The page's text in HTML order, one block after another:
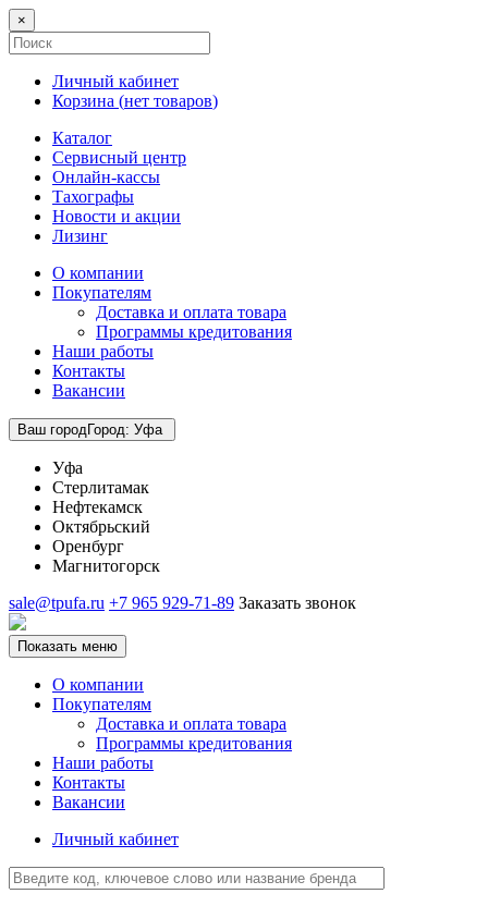
×
Личный кабинет
Корзина (нет товаров)
Каталог
Сервисный центр
Онлайн-кассы
Тахографы
Новости и акции
Лизинг
О компании
Покупателям
Доставка и оплата товара
Программы кредитования
Наши работы
Контакты
Вакансии
Ваш городГород: Уфа
Уфа
Стерлитамак
Нефтекамск
Октябрьский
Оренбург
Магнитогорск
sale@tpufa.ru +7 965 929-71-89 Заказать звонок
Показать меню
О компании
Покупателям
Доставка и оплата товара
Программы кредитования
Наши работы
Контакты
Вакансии
Личный кабинет